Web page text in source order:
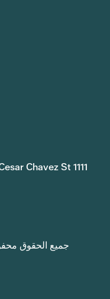
1111 East Cesar Chavez St. 1111 East Cesar Chavez St.